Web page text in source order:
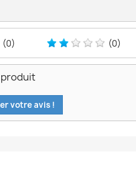
(0) (0)
produit
votre avis !